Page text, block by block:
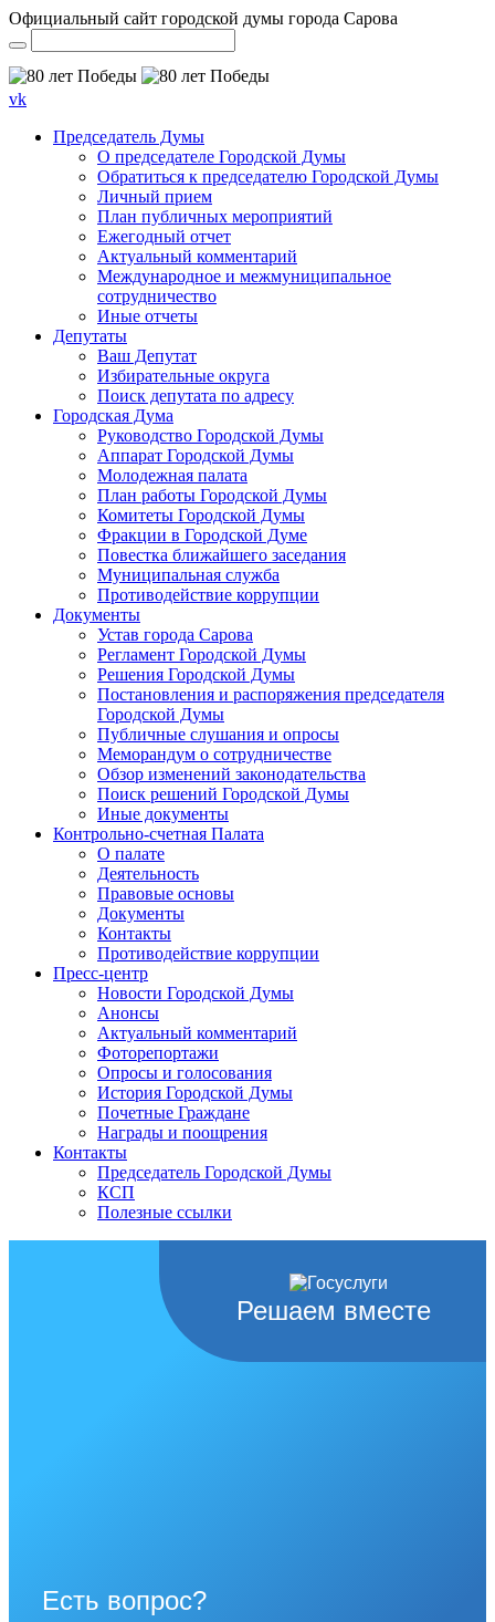
Официальный сайт городской думы города Сарова
vk
Председатель Думы
О председателе Городской Думы
Обратиться к председателю Городской Думы
Личный прием
План публичных мероприятий
Ежегодный отчет
Актуальный комментарий
Международное и межмуниципальное
сотрудничество
Иные отчеты
Депутаты
Ваш Депутат
Избирательные округа
Поиск депутата по адресу
Городская Дума
Руководство Городской Думы
Аппарат Городской Думы
Молодежная палата
План работы Городской Думы
Комитеты Городской Думы
Фракции в Городской Думе
Повестка ближайшего заседания
Муниципальная служба
Противодействие коррупции
Документы
Устав города Сарова
Регламент Городской Думы
Решения Городской Думы
Постановления и распоряжения председателя
Городской Думы
Публичные слушания и опросы
Меморандум о сотрудничестве
Обзор изменений законодательства
Поиск решений Городской Думы
Иные документы
Контрольно-счетная Палата
О палате
Деятельность
Правовые основы
Документы
Контакты
Противодействие коррупции
Пресс-центр
Новости Городской Думы
Анонсы
Актуальный комментарий
Фоторепортажи
Опросы и голосования
История Городской Думы
Почетные Граждане
Награды и поощрения
Контакты
Председатель Городской Думы
КСП
Полезные ссылки
Решаем вместе
Есть вопрос?